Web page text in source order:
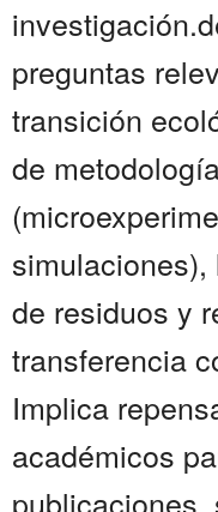
preguntas
transición
de
de residuos y
transferencia
Implica
académicos
publicaciones,